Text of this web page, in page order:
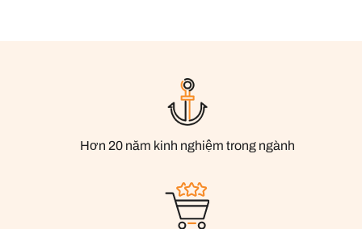
Hơn 20 năm kinh nghiệm trong ngành